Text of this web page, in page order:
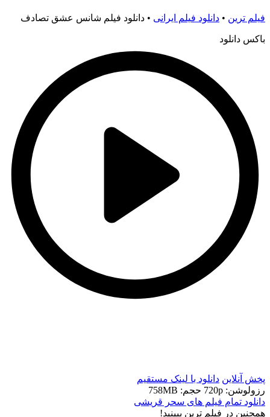
فیلم ترین • دانلود فیلم ایرانی • دانلود فیلم شانس عشق تصادف
باکس دانلود
پخش آنلاین دانلود با لينک مستقيم
رزولوشن: 720p
حجم: 758MB
دانلود تمام فیلم های سحر قریشی
همچنين در فيلم ترين ببينيد!